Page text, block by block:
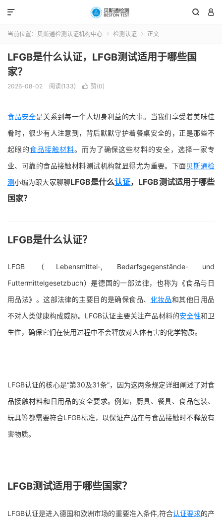
 

当前位置： 贝斯通检测认证机构中心  检测认证  正文
LFGB是什么认证，LFGB测试适用于哪些国
家？
2026-08-02 阅读(133)  赞(0)
食品安全是关系到每一个人切身利益的大事。当我们享受着美味佳
肴时，很少有人注意到，背后默默守护着餐桌安全的，正是那些不
起眼的食品接触材料。而为了确保这些材料的安全，选择一家专
业、可靠的食品接触材料测试机构就显得尤为重要。下面贝斯通检
测小编为跟大家聊聊LFGB是什么认证，LFGB测试适用于哪些
国家？
LFGB是什么认证？
LFGB（Lebensmittel-, Bedarfsgegenstände- und
Futtermittelgesetzbuch）是德国的一部法律，也称为《食品与日
用品法》。这部法律的主要目的是确保食品、 化妆品和其他日用品
不对人类健康构成威胁。LFGB认证主要关注产品材料的安全性和卫
生性，确保它们在使用过程中不会释放对人体有害的化学物质。
LFGB认证的核心是“第30及31条”，因为这两条规定详细阐述了对食
品接触材料和日用品的安全要求。例如，厨具、餐具、食品包装、
玩具等都需要符合LFGB标准，以保证产品在与食品接触时不释放有
害物质。
LFGB测试适用于哪些国家？
LFGB认证是进入德国和欧洲市场的重要准入条件,符合认证要求的产